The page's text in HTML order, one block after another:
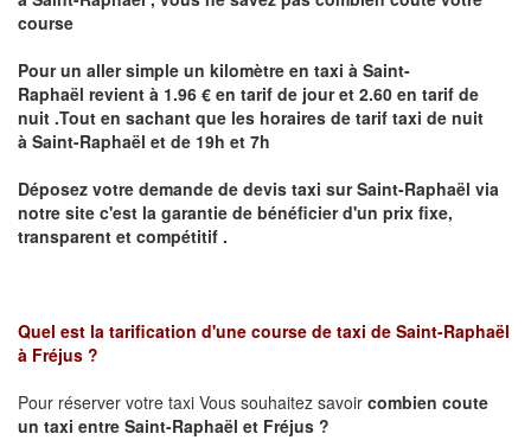
course
Pour un aller simple un kilomètre en taxi à Saint-
Raphaël revient à 1.96 € en tarif de jour et 2.60 en tarif de
nuit .Tout en sachant que les horaires de tarif taxi de nuit
à Saint-Raphaël et de 19h et 7h
Déposez votre demande de devis taxi surSaint-Raphaël via
notre site c'est la garantie de bénéficier d'un prix fixe,
transparent et compétitif .
Quel est la tarification d'une course de taxi de Saint-Raphaël
à Fréjus ?
Pour réserver votre taxi Vous souhaitez savoir combien coute
un taxi entre Saint-Raphaël et Fréjus ?